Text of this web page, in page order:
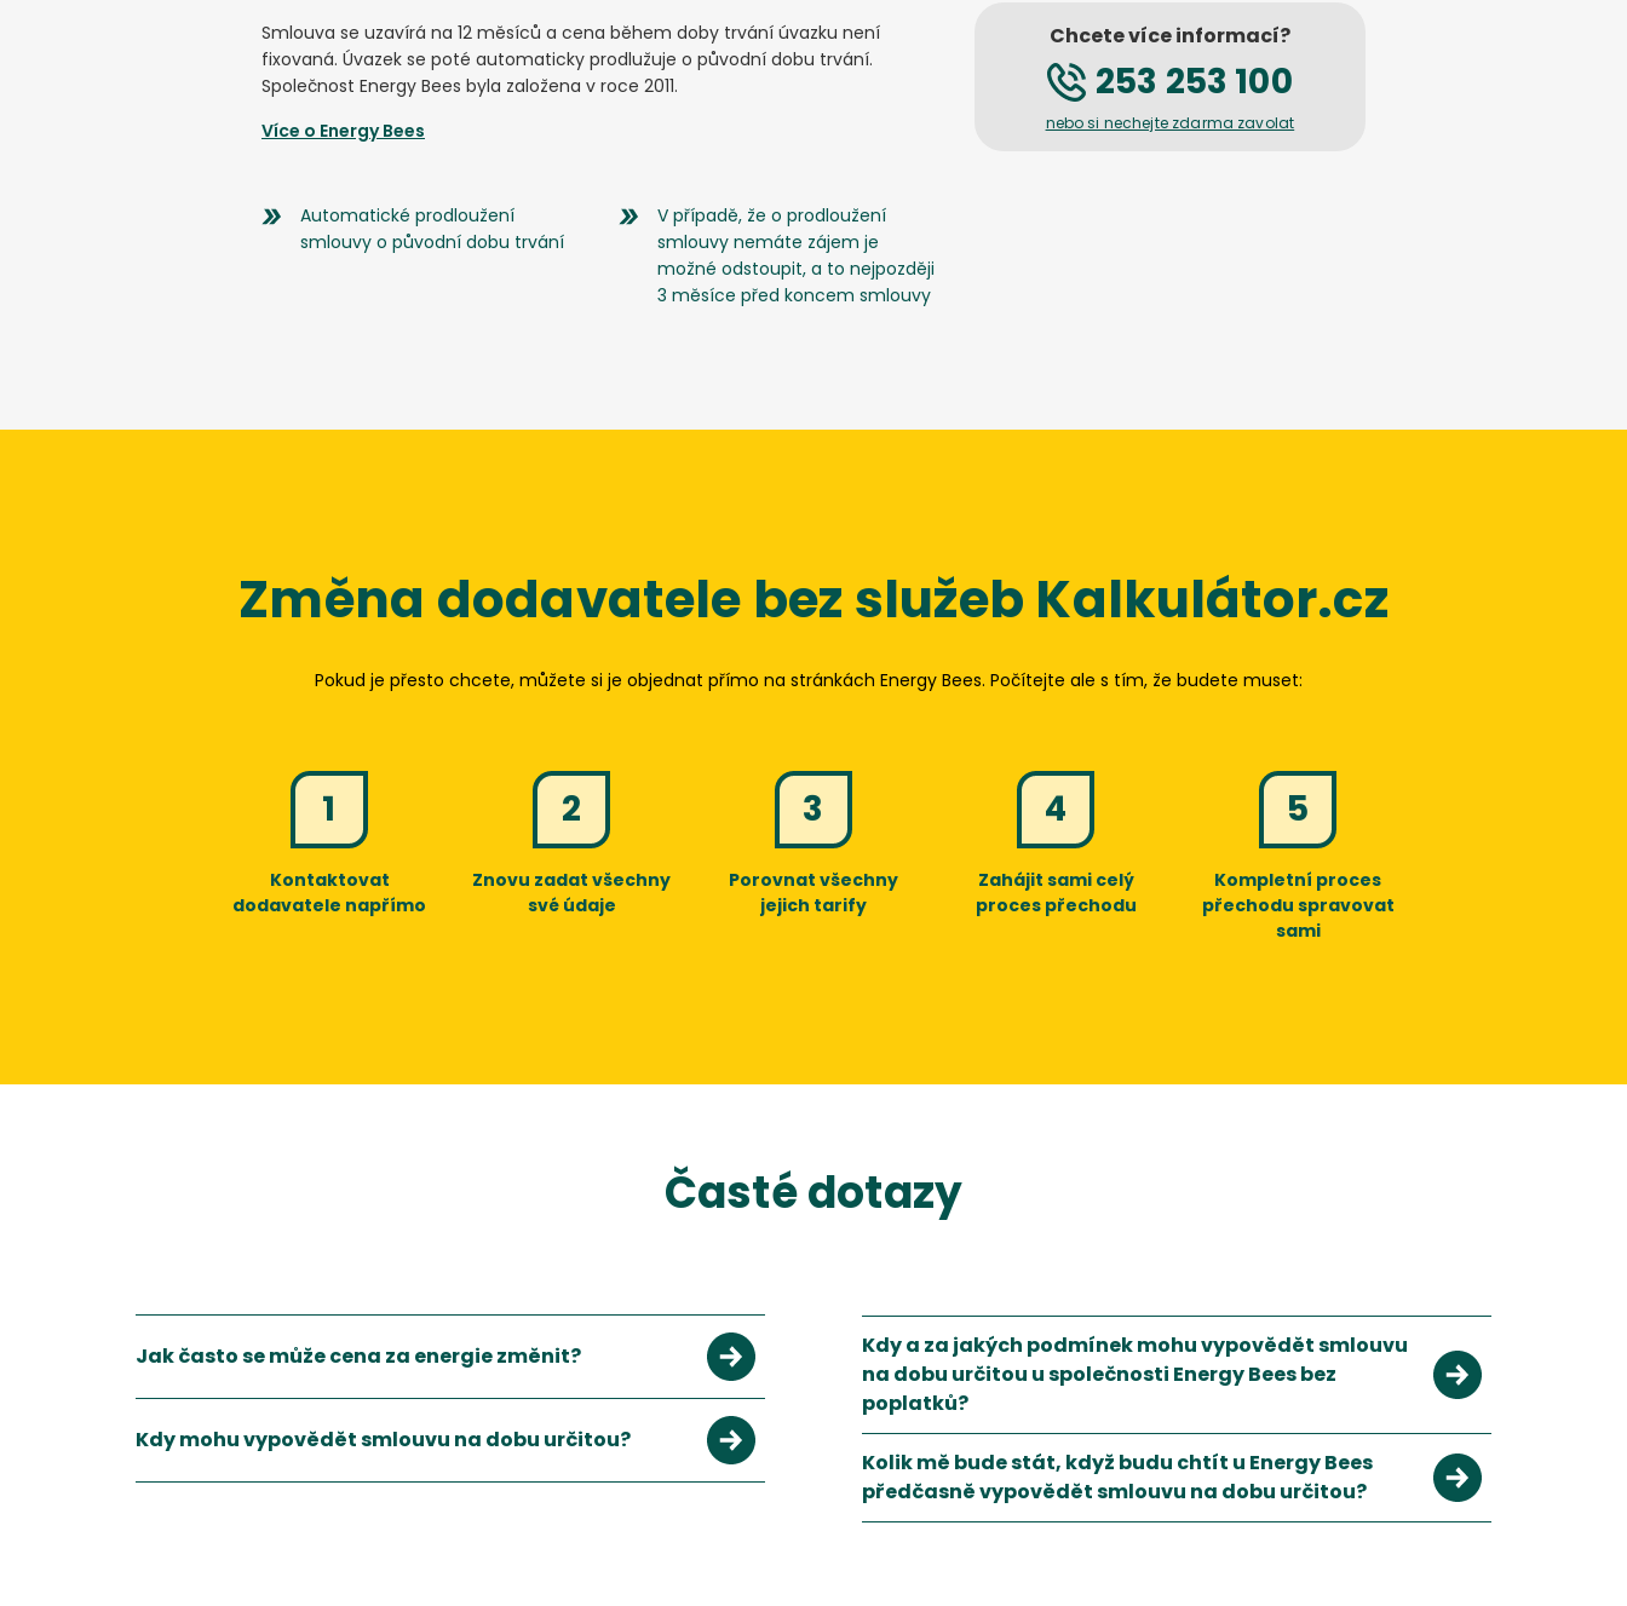
Smlouva se uzavírá na 12 měsíců a cena během doby trvání úvazku není
fixovaná. Úvazek se poté automaticky prodlužuje o původní dobu trvání.
Společnost Energy Bees byla založena v roce 2011.
Více o Energy Bees
Automatické prodloužení
smlouvy o původní dobu trvání
V případě, že o prodloužení
smlouvy nemáte zájem je
možné odstoupit, a to nejpozději
3 měsíce před koncem smlouvy
Chcete více informací?
253 253 100
nebo si nechejte zdarma zavolat
Změna dodavatele bez služeb Kalkulátor.cz
Pokud je přesto chcete, můžete si je objednat přímo na stránkách Energy Bees. Počítejte ale s tím, že budete muset:
1
Kontaktovat
dodavatele napřímo
2
Znovu zadat všechny
své údaje
3
Porovnat všechny
jejich tarify
4
Zahájit sami celý
proces přechodu
5
Kompletní proces
přechodu spravovat
sami
Časté dotazy
Jak často se může cena za energie změnit?
To záleží na dodavateli. Většinou se ceníky mění jednou ročně, ale není to pravidlem.
Kdy mohu vypovědět smlouvu na dobu určitou?
S novelou energetického zákona k 1.1.2022 jsou podmínky prolongace smlouvy a její výpovědní doba pro všechny dodavatele stejné. Platí tedy, že po uplynutí sjednané
Kdy a za jakých podmínek mohu vypovědět smlouvu
na dobu určitou u společnosti Energy Bees bez
poplatků?
S novelou energetického zákona k 1.1.2022 jsou podmínky prolongace smlouvy a její
Kolik mě bude stát, když budu chtít u Energy Bees
předčasně vypovědět smlouvu na dobu určitou?
Při předčasném vypovězení smlouvy budete muset zaplatit pokutu 5 000 Kč.